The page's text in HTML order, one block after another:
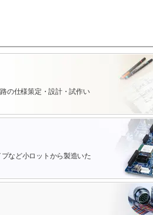
の仕様策定・設計・試作い
など小ロットから製造いた